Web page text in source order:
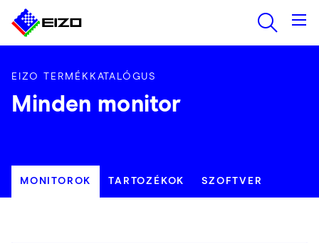
EIZO TERMÉKKATALÓGUS
Minden monitor
MONITOROK TARTOZÉKOK SZOFTVER